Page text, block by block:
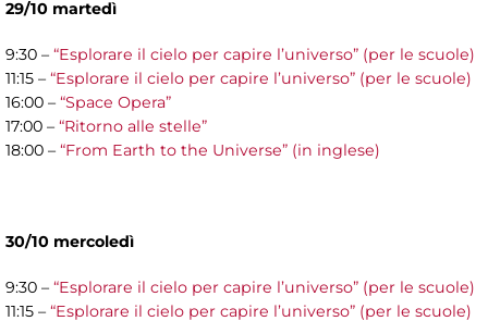
29/10 martedì
9:30 – “Esplorare il cielo per capire l’universo” (per le scuole)
11:15 – “Esplorare il cielo per capire l’universo” (per le scuole)
16:00 – “Space Opera”
17:00 – “Ritorno alle stelle”
18:00 – “From Earth to the Universe” (in inglese)
30/10 mercoledì
9:30 – “Esplorare il cielo per capire l’universo” (per le scuole)
11:15 – “Esplorare il cielo per capire l’universo” (per le scuole)